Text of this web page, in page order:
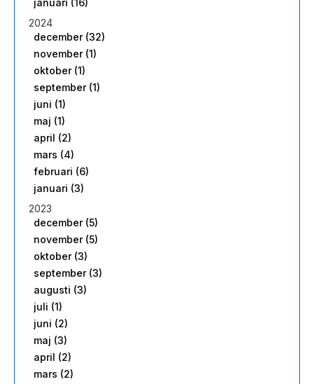
januari (16)
2024
december (32)
november (1)
oktober (1)
september (1)
juni (1)
maj (1)
april (2)
mars (4)
februari (6)
januari (3)
2023
december (5)
november (5)
oktober (3)
september (3)
augusti (3)
juli (1)
juni (2)
maj (3)
april (2)
mars (2)